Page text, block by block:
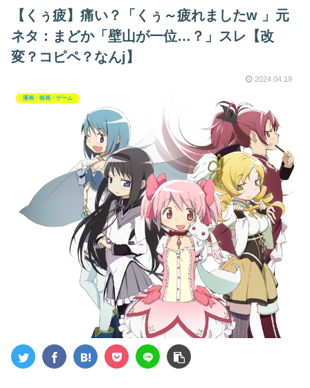
【くぅ疲】痛い？「くぅ～疲れましたw 」元
ネタ：まどか「壁山が一位…？」スレ【改
変？コピペ？なんj】
2024.04.19
漫画・映画・ゲーム